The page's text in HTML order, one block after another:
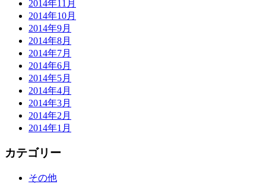
2014年11月
2014年10月
2014年9月
2014年8月
2014年7月
2014年6月
2014年5月
2014年4月
2014年3月
2014年2月
2014年1月
カテゴリー
その他